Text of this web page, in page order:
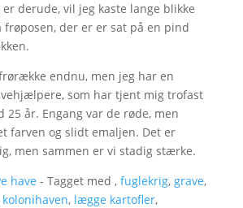
derude, vil jeg kaste lange blikke
der er er sat på en pind
endnu, men jeg har en
som har tjent mig trofast
25 år. Engang var de røde, men
farven og slidt emaljen. Det er
men sammen er vi stadig stærke.
have - Tagget med , fuglekrig, grave,
kolonihaven, lægge kartofler,